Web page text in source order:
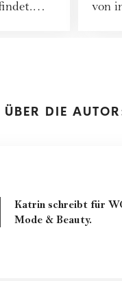
von
ÜBER DIE
Katrin schreibt für
Mode & Beauty.